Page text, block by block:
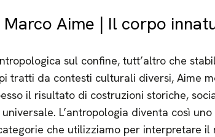
Aime | Il corpo
sul confine, tutt’altro che
tratti da contesti culturali diversi, Aime
il risultato di costruzioni storiche,
L’antropologia diventa così
che utilizziamo per interpretare